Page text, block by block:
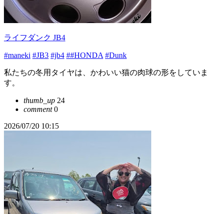
ライフダンク JB4
#maneki #JB3 #jb4 ##HONDA #Dunk
私たちの冬用タイヤは、かわいい猫の肉球の形をしていま
す。
thumb_up 24
comment0
2026/07/20 10:15